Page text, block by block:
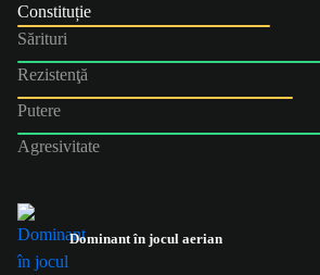
Constituție
Sărituri
Rezistenţă
Putere
Agresivitate
Dominant în jocul aerian